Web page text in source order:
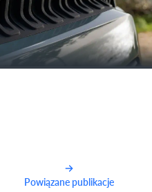
Powiązane publikacje